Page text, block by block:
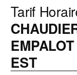
Tarif
EST